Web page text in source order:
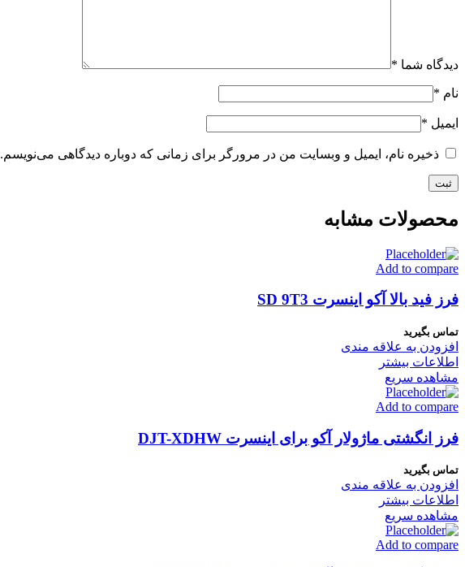
دیدگاه شما *
نام *
ایمیل *
ذخیره نام، ایمیل و وبسایت من در مرورگر برای زمانی که دوباره دیدگاهی می‌نویسم.
محصولات مشابه
Add to compare
فرز فید بالا آکو اینسرت SD 9T3
تماس بگیرید
افزودن به علاقه مندی
اطلاعات بیشتر
مشاهده سریع
Add to compare
فرز انگشتی ماژولار آکو برای اینسرت DJT-XDHW
تماس بگیرید
افزودن به علاقه مندی
اطلاعات بیشتر
مشاهده سریع
Add to compare